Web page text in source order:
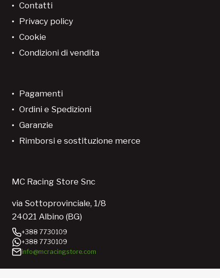
Contatti
Privacy policy
Cookie
Condizioni di vendita
Pagamenti
Ordini e Spedizioni
Garanzie
Rimborsi e sostituzione merce
MC Racing Store Snc
via Sottoprovinciale, 1/8
24021 Albino (BG)
+388 7730109
+388 7730109
info@mcracingstore.com